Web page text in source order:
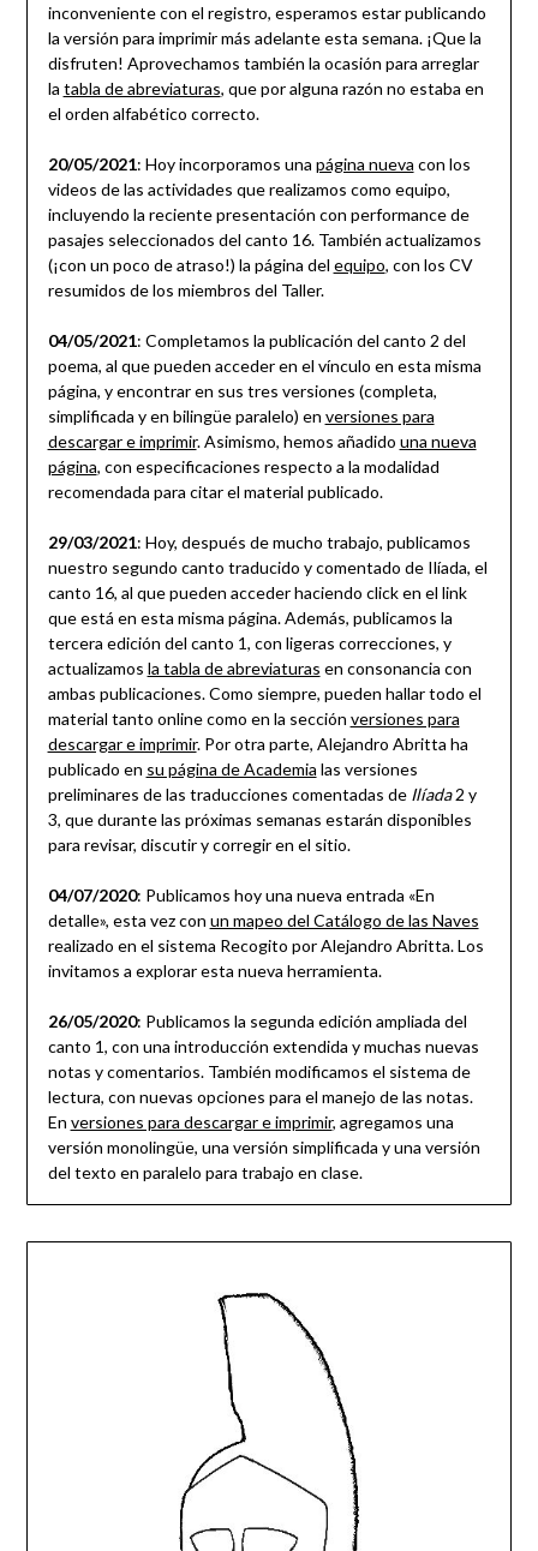
inconveniente con el registro, esperamos estar publicando
la versión para imprimir más adelante esta semana. ¡Que la
disfruten! Aprovechamos también la ocasión para arreglar
la tabla de abreviaturas, que por alguna razón no estaba en
el orden alfabético correcto.
20/05/2021: Hoy incorporamos una página nueva con los
videos de las actividades que realizamos como equipo,
incluyendo la reciente presentación con performance de
pasajes seleccionados del canto 16. También actualizamos
(¡con un poco de atraso!) la página del equipo, con los CV
resumidos de los miembros del Taller.
04/05/2021: Completamos la publicación del canto 2 del
poema, al que pueden acceder en el vínculo en esta misma
página, y encontrar en sus tres versiones (completa,
simplificada y en bilingüe paralelo) en versiones para
descargar e imprimir. Asimismo, hemos añadido una nueva
página, con especificaciones respecto a la modalidad
recomendada para citar el material publicado.
29/03/2021: Hoy, después de mucho trabajo, publicamos
nuestro segundo canto traducido y comentado de Ilíada, el
canto 16, al que pueden acceder haciendo click en el link
que está en esta misma página. Además, publicamos la
tercera edición del canto 1, con ligeras correcciones, y
actualizamos la tabla de abreviaturas en consonancia con
ambas publicaciones. Como siempre, pueden hallar todo el
material tanto online como en la sección versiones para
descargar e imprimir. Por otra parte, Alejandro Abritta ha
publicado en su página de Academia las versiones
preliminares de las traducciones comentadas de Ilíada2 y
3, que durante las próximas semanas estarán disponibles
para revisar, discutir y corregir en el sitio.
04/07/2020: Publicamos hoy una nueva entrada «En
detalle», esta vez con un mapeo del Catálogo de las Naves
realizado en el sistema Recogito por Alejandro Abritta. Los
invitamos a explorar esta nueva herramienta.
26/05/2020: Publicamos la segunda edición ampliada del
canto 1, con una introducción extendida y muchas nuevas
notas y comentarios. También modificamos el sistema de
lectura, con nuevas opciones para el manejo de las notas.
En versiones para descargar e imprimir, agregamos una
versión monolingüe, una versión simplificada y una versión
del texto en paralelo para trabajo en clase.